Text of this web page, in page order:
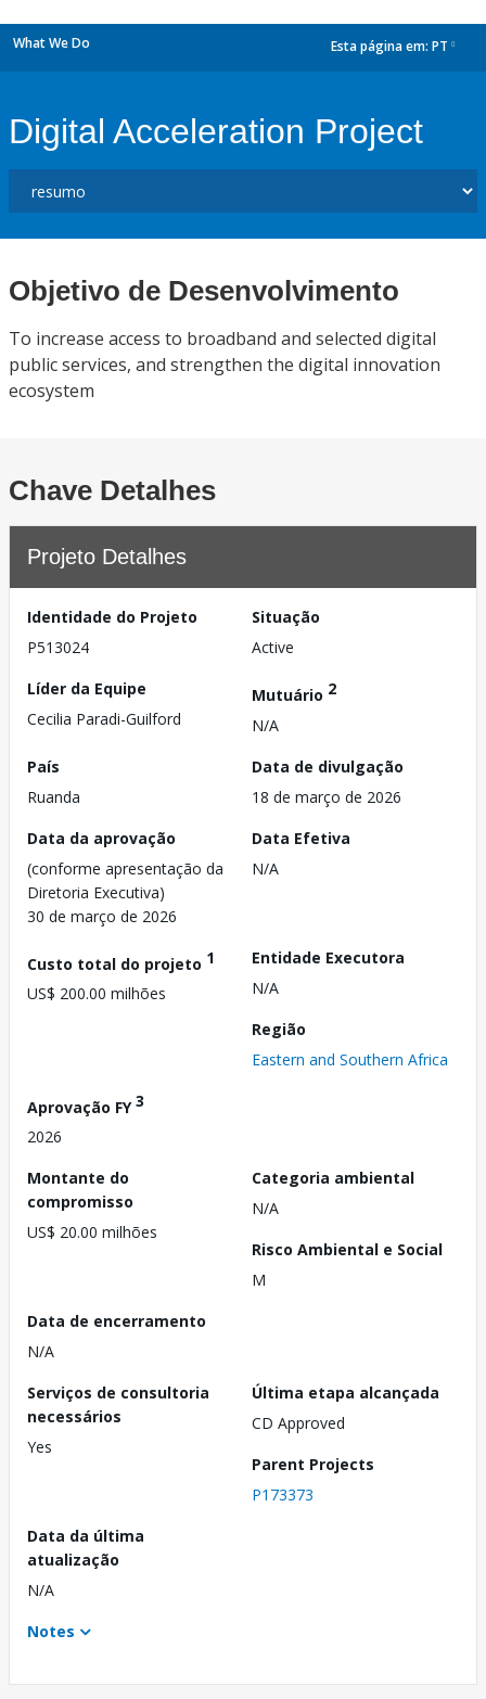
What We Do Esta página em: PT
Digital Acceleration Project
Objetivo de Desenvolvimento
To increase access to broadband and selected digital
public services, and strengthen the digital innovation
ecosystem
Chave Detalhes
Projeto Detalhes
Identidade do Projeto
P513024
Situação
Active
Líder da Equipe
Cecilia Paradi-Guilford
Mutuário 2
N/A
País
Ruanda
Data de divulgação
18 de março de 2026
Data da aprovação
(conforme apresentação da
Diretoria Executiva)
30 de março de 2026
Data Efetiva
N/A
Custo total do projeto 1
US$ 200.00 milhões
Entidade Executora
N/A
Região
Eastern and Southern Africa
Aprovação FY3
2026
Montante do
compromisso
US$ 20.00 milhões
Categoria ambiental
N/A
Risco Ambiental e Social
M
Data de encerramento
N/A
Serviços de consultoria
necessários
Yes
Última etapa alcançada
CD Approved
Parent Projects
P173373
Data da última
atualização
N/A
Notes